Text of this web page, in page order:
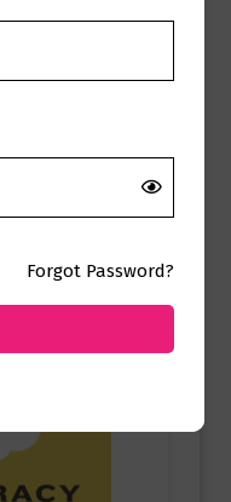
Forgot Password?